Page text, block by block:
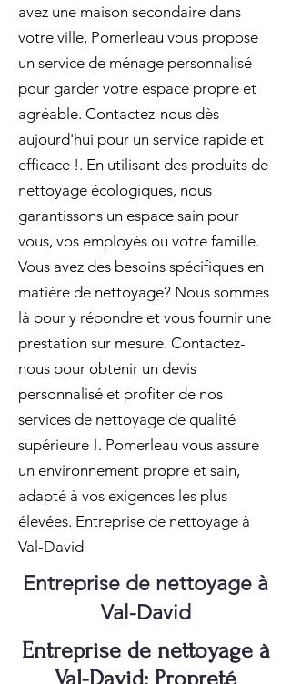
avez une maison secondaire dans
votre ville, Pomerleau vous propose
un service de ménage personnalisé
pour garder votre espace propre et
agréable. Contactez-nous dès
aujourd'hui pour un service rapide et
efficace !. En utilisant des produits de
nettoyage écologiques, nous
garantissons un espace sain pour
vous, vos employés ou votre famille.
Vous avez des besoins spécifiques en
matière de nettoyage? Nous sommes
là pour y répondre et vous fournir une
prestation sur mesure. Contactez-
nous pour obtenir un devis
personnalisé et profiter de nos
services de nettoyage de qualité
supérieure !. Pomerleau vous assure
un environnement propre et sain,
adapté à vos exigences les plus
élevées. Entreprise de nettoyage à
Val-David
Entreprise de nettoyage à
Val-David
Entreprise de nettoyage à
Val-David: Propreté